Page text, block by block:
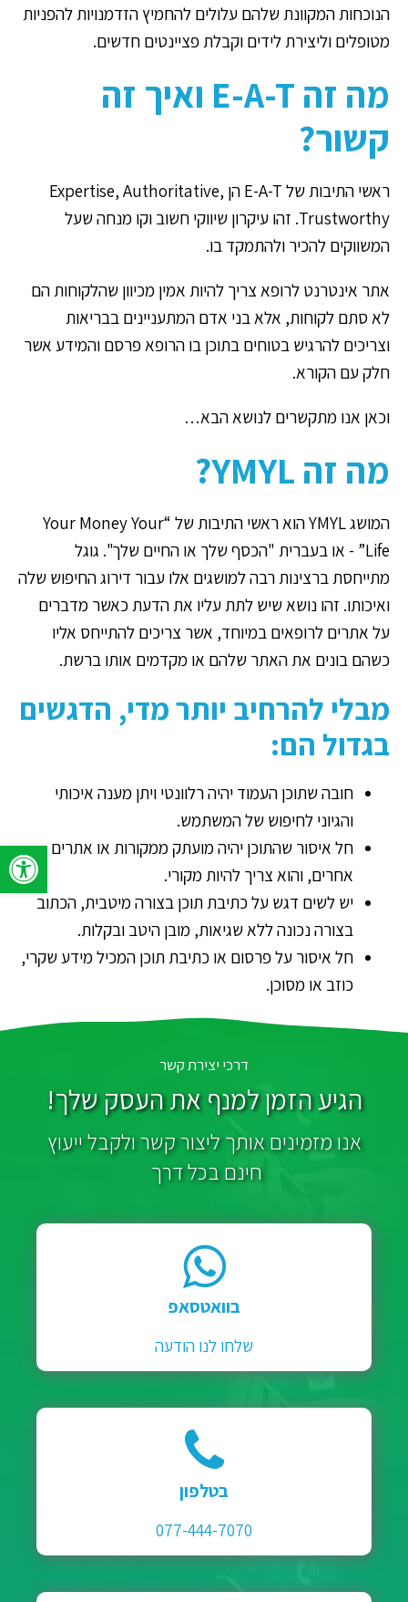
הנוכחות המקוונת שלהם עלולים להחמיץ הזדמנויות להפניות
מטופלים וליצירת לידים וקבלת פציינטים חדשים.
מה זה E-A-T ואיך זה
קשור?
ראשי התיבות של E-A-T הן Expertise, Authoritative,
Trustworthy. זהו עיקרון שיווקי חשוב וקו מנחה שעל
המשווקים להכיר ולהתמקד בו.
אתר אינטרנט לרופא צריך להיות אמין מכיוון שהלקוחות הם
לא סתם לקוחות, אלא בני אדם המתעניינים בבריאות
וצריכים להרגיש בטוחים בתוכן בו הרופא פרסם והמידע אשר
חלק עם הקורא.
וכאן אנו מתקשרים לנושא הבא…
מה זה YMYL?
המושג YMYL הוא ראשי התיבות של “Your Money Your
Life” - או בעברית "הכסף שלך או החיים שלך". גוגל
מתייחסת ברצינות רבה למושגים אלו עבור דירוג החיפוש שלה
ואיכותו. זהו נושא שיש לתת עליו את הדעת כאשר מדברים
על אתרים לרופאים במיוחד, אשר צריכים להתייחס אליו
כשהם בונים את האתר שלהם או מקדמים אותו ברשת.
מבלי להרחיב יותר מדי, הדגשים
בגדול הם:
חובה שתוכן העמוד יהיה רלוונטי ויתן מענה איכותי
והגיוני לחיפוש של המשתמש.
חל איסור שהתוכן יהיה מועתק ממקורות או אתרים
אחרים, והוא צריך להיות מקורי.
יש לשים דגש על כתיבת תוכן בצורה מיטבית, הכתוב
בצורה נכונה ללא שגיאות, מובן היטב ובקלות.
חל איסור על פרסום או כתיבת תוכן המכיל מידע שקרי,
כוזב או מסוכן.
דרכי יצירת קשר
הגיע הזמן למנף את העסק שלך!
אנו מזמינים אותך ליצור קשר ולקבל ייעוץ
חינם בכל דרך
בוואטסאפ
שלחו לנו הודעה
בטלפון
077-444-7070
פתח